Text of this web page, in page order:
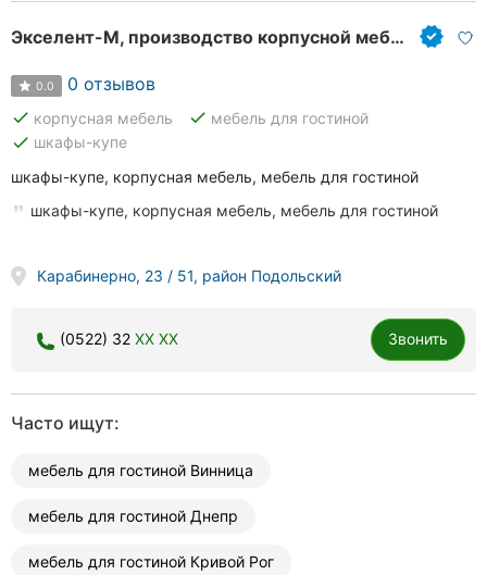
Харьков
Запорожье
Днепр
Черкассы
Экселент-М, производство корпусной мебели
0.0 0 отзывов
done корпусная мебель done мебель для гостиной
done шкафы-купе
шкафы-купе, корпусная мебель, мебель для гостиной
шкафы-купе, корпусная мебель, мебель для гостиной
Карабинерно, 23 / 51, район Подольский
(0522) 32 XX XX Звонить
Часто ищут:
мебель для гостиной Винница
мебель для гостиной Днепр
мебель для гостиной Кривой Рог